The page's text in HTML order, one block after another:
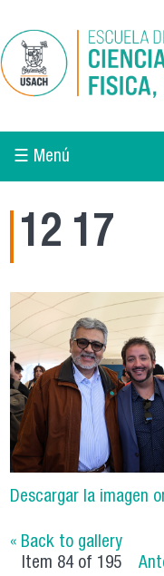
☰ Menú
12 17
Descargar la imagen
« Back to gallery
Item 84 of 195